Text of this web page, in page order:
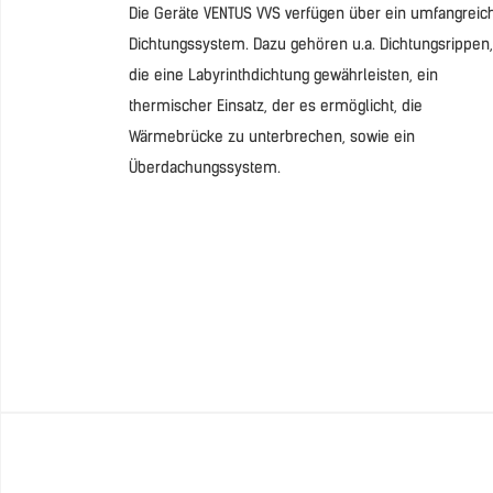
Die Geräte VENTUS VVS verfügen über ein
Dichtungssystem. Dazu gehören u.a. Dichtungsrippen,
die eine Labyrinthdichtung gewährleisten, ein
thermischer Einsatz, der es ermöglicht, die
Wärmebrücke zu unterbrechen, sowie ein
Überdachungssystem.